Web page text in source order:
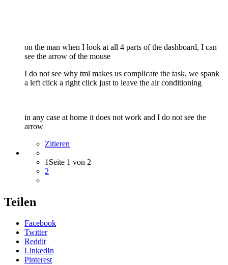
on the man when I look at all 4 parts of the dashboard, I can
see the arrow of the mouse
I do not see why tml makes us complicate the task, we spank
a left click a right click just to leave the air conditioning
in any case at home it does not work and I do not see the
arrow
Zitieren
1 Seite 1 von 2
2
Teilen
Facebook
Twitter
Reddit
LinkedIn
Pinterest